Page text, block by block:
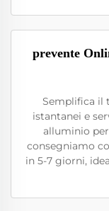
prevente
Semplifica il
istantanei e
alluminio
consegniamo
in 5-7 giorni,